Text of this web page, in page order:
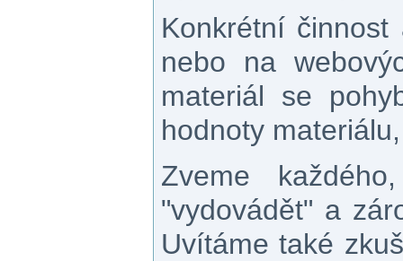
Konkrétní
nebo na
materiál se
hodnoty
Zveme
"vydovádět" a
Uvítáme také